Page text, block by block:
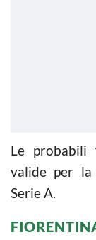
Le probabili
valide per
Serie A.